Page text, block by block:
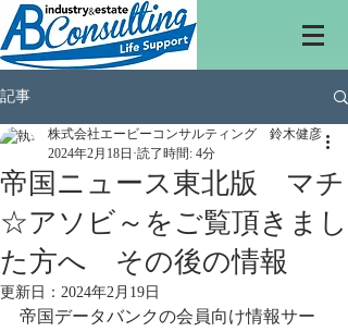
記事
帝国ニュース東北版 マチ
☆アソビ～をご覧頂きまし
た方へ その後の情報
株式会社エービーコンサルティング 鈴木健彦
2024年2月18日 読了時間: 4分
更新日： 2024年2月19日
帝国データバンクの会員向け情報サー